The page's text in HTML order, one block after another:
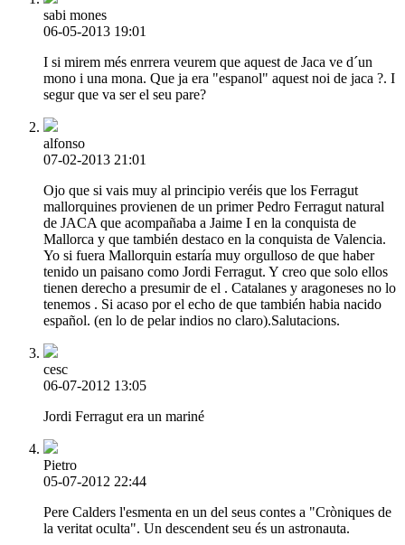
sabi mones
06-05-2013 19:01
I si mirem més enrrera veurem que aquest de Jaca ve d´un
mono i una mona. Que ja era "espanol" aquest noi de jaca ?. I
segur que va ser el seu pare?
alfonso
07-02-2013 21:01
Ojo que si vais muy al principio veréis que los Ferragut
mallorquines provienen de un primer Pedro Ferragut natural
de JACA que acompañaba a Jaime I en la conquista de
Mallorca y que también destaco en la conquista de Valencia.
Yo si fuera Mallorquin estaría muy orgulloso de que haber
tenido un paisano como Jordi Ferragut. Y creo que solo ellos
tienen derecho a presumir de el . Catalanes y aragoneses no lo
tenemos . Si acaso por el echo de que también habia nacido
español. (en lo de pelar indios no claro).Salutacions.
cesc
06-07-2012 13:05
Jordi Ferragut era un mariné
Pietro
05-07-2012 22:44
Pere Calders l'esmenta en un del seus contes a "Cròniques de
la veritat oculta". Un descendent seu és un astronauta.